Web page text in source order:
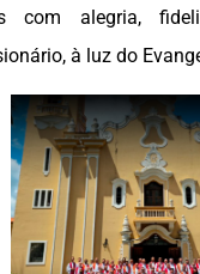
com alegria,
à luz do